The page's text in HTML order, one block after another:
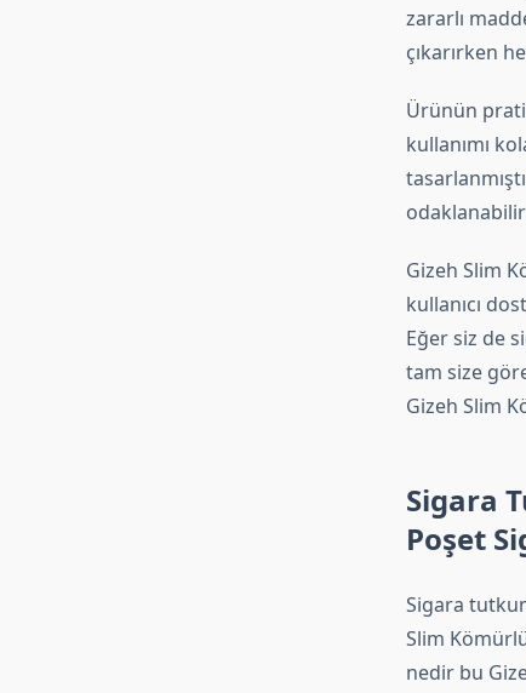
zararlı
çıkarırken
Ürünün
kullanımı
Gizeh Slim
kullanıcı
Eğer siz de
tam size
Gizeh Slim
Sigara
Poşet
Sigara
Slim
nedir bu